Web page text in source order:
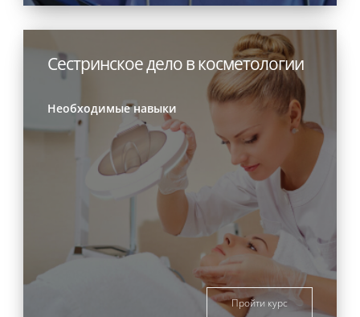
Сестринское дело в косметологии
Необходимые навыки
Пройти курс